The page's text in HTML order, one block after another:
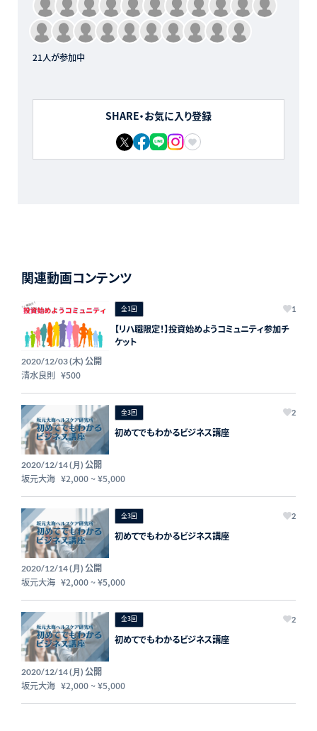
21人が参加中
SHARE・お気に入り登録
関連動画コンテンツ
全1回 1
【リハ職限定！】投資始めようコミュニティ参加チ
ケット
2020/12/03 (木) 公開
清水良則 ¥500
全3回 2
初めてでもわかるビジネス講座
2020/12/14 (月) 公開
坂元大海 ¥2,000~¥5,000
全3回 2
初めてでもわかるビジネス講座
2020/12/14 (月) 公開
坂元大海 ¥2,000~¥5,000
全3回 2
初めてでもわかるビジネス講座
2020/12/14 (月) 公開
坂元大海 ¥2,000~¥5,000